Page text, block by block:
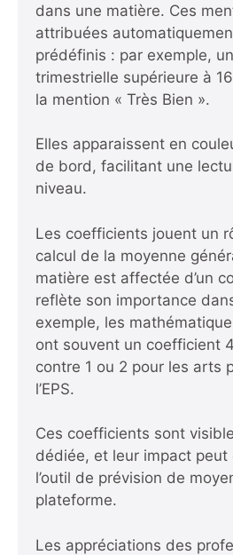
dans une matière. Ces
attribuées
prédéfinis : par exemple,
trimestrielle supérieure à
la mention « Très Bien ».
Elles apparaissent en
de bord, facilitant une
niveau.
Les coefficients jouent un
calcul de la moyenne
matière est affectée d’un
reflète son importance
exemple, les
ont souvent un coefficient
contre 1 ou 2 pour les arts
l’EPS.
Ces coefficients sont
dédiée, et leur impact peut
l’outil de prévision de
plateforme.
Les appréciations des